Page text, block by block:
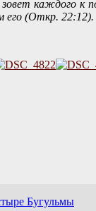
каждого к
его (Откр. 22:12).
Бугульмы